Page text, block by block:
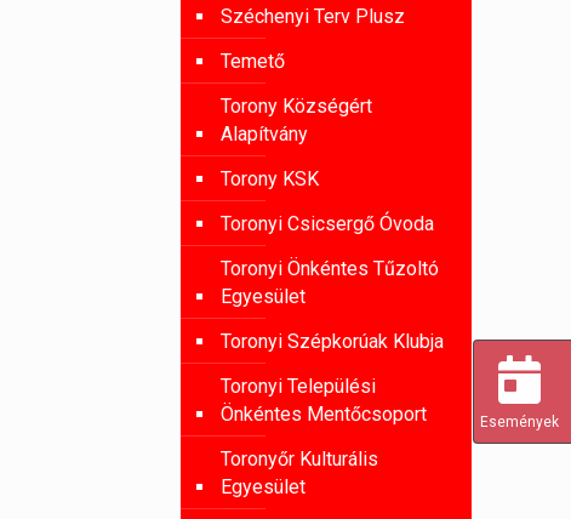
Széchenyi Terv Plusz
Temető
Torony Községért
Alapítvány
Torony KSK
Toronyi Csicsergő Óvoda
Toronyi Önkéntes Tűzoltó
Egyesület
Toronyi Szépkorúak Klubja
Toronyi Települési
Önkéntes Mentőcsoport
Toronyőr Kulturális
Egyesület
Események